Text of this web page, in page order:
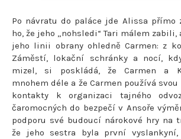
Po návratu do paláce jde Alissa přímo
ho, že jeho „nohsledi“ Tari málem
jeho linii obrany ohledně Carmen: z
Záměstí, lokační schránky a nocí,
mizel, si poskládá, že Carmen a
mnohem déle a že Carmen používá
kontakty k organizaci tajného
čaromocných do bezpečí v Ansoře
podporu své budoucí nárokové hry na
že jeho sestra byla první